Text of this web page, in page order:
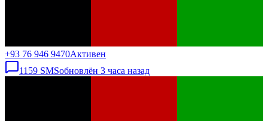
+93 76 946 9470Активен
1159 SMSобновлён 3 часа назад